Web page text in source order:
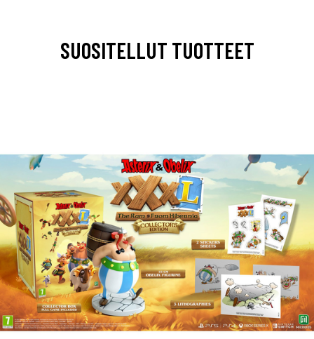
SUOSITELLUT TUOTTEET